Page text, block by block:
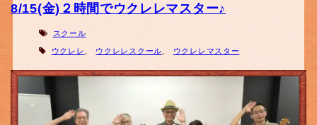
8/15(金)２時間でウクレレマスター♪
スクール
ウクレレ ウクレレスクール ウクレレマスター